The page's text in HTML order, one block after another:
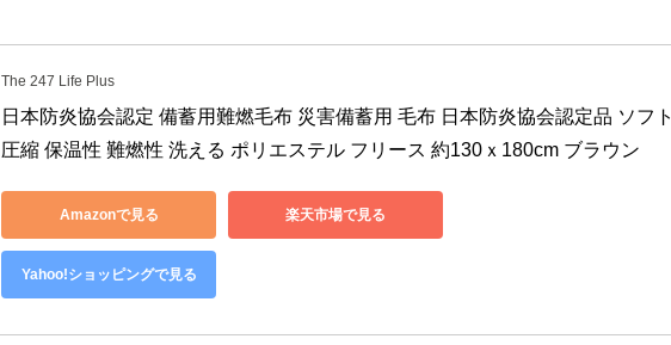
The 247 Life Plus
日本防炎協会認定 備蓄用難燃毛布 災害備蓄用 毛布 日本防炎協会認定品 ソフト
圧縮 保温性 難燃性 洗える ポリエステル フリース 約130ｘ180cm ブラウン
Amazonで見る 楽天市場で見る
Yahoo!ショッピングで見る